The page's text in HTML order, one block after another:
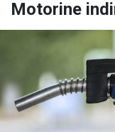
Motorine